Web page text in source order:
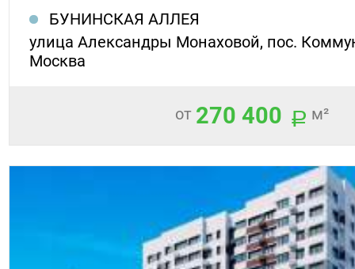
БУНИНСКАЯ АЛЛЕЯ
улица Александры Монаховой, пос.
Москва
от 270 400 м²